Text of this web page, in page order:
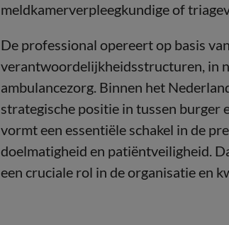
meldkamerverpleegkundige of
De professional opereert op basis
verantwoordelijkheidsstructuren, in
ambulancezorg. Binnen het
strategische positie in tussen burger
vormt een essentiële schakel in de
doelmatigheid en patiëntveiligheid.
een cruciale rol in de organisatie en